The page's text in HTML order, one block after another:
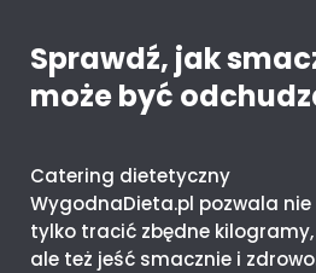
Sprawdź, jak
może być
Catering dietetyczny
WygodnaDieta.pl pozwala nie
tylko tracić zbędne kilogramy,
ale też jeść smacznie i